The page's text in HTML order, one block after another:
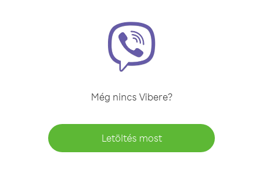
Még nincs Vibere?
Letöltés most